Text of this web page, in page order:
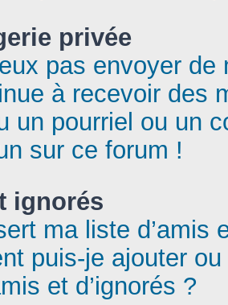
privée
pas envoyer de
à recevoir des
un pourriel ou un
sur ce forum !
ignorés
ma liste d’amis
puis-je ajouter
et d’ignorés ?